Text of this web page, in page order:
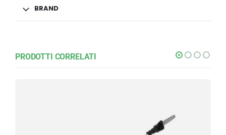
BRAND
PRODOTTI CORRELATI